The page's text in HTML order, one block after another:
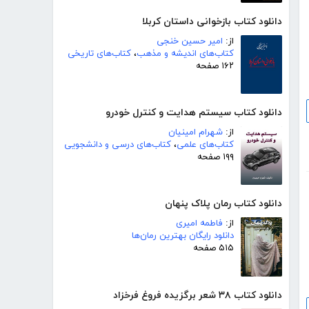
دانلود کتاب بازخوانی داستان کربلا
از: امیر حسین خنجی
کتاب‌های اندیشه و مذهب، کتاب‌های تاریخی
۱۶۲ صفحه
دانلود کتاب سیستم هدایت و کنترل خودرو
از: شهرام امینیان
کتاب‌های علمی، کتاب‌های درسی و دانشجویی
۱۹۹ صفحه
دانلود کتاب رمان پلاک پنهان
از: فاطمه امیری
دانلود رایگان بهترین رمان‌ها
۵۱۵ صفحه
دانلود کتاب ۳۸ شعر برگزیده فروغ فرخزاد